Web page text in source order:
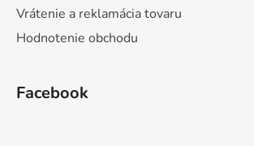
Vrátenie a reklamácia tovaru
Hodnotenie obchodu
Facebook